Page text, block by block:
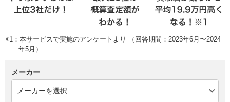
※1：本サービスで実施のアンケートより （回答期間：2023年6月〜2024
年5月）
メーカー